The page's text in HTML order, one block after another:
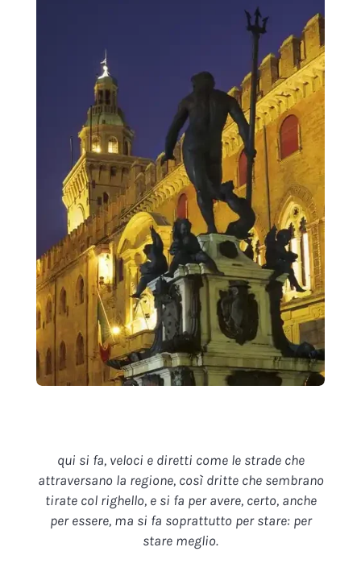
qui si fa, veloci e diretti come le strade che
attraversano la regione, così dritte che sembrano
tirate col righello, e si fa per avere, certo, anche
per essere, ma si fa soprattutto per stare: per
stare meglio.